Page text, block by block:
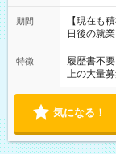
い」 「余
たくない」
の方へ 今
の勤務時
期間
【現在も
日後の就
特徴 履歴書不要
上の大量
気になる！